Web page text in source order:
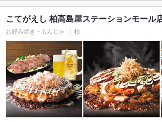
こてがえし 柏高島屋ステーションモール
お好み焼き・もんじゃ 柏